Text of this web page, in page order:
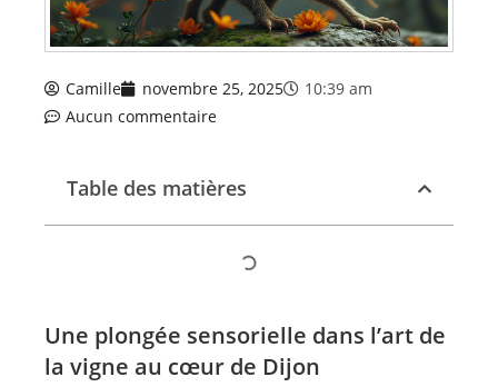
Camille novembre 25, 2025
10:39 am
Aucun commentaire
Table des matières
Une plongée sensorielle dans l’art de
la vigne au cœur de Dijon